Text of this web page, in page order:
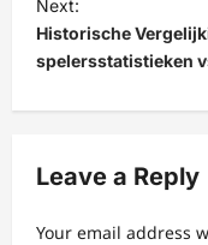
n
a
v
g
a
Next:
Historische
spelersstatistieken
Leave a Reply
Your email address